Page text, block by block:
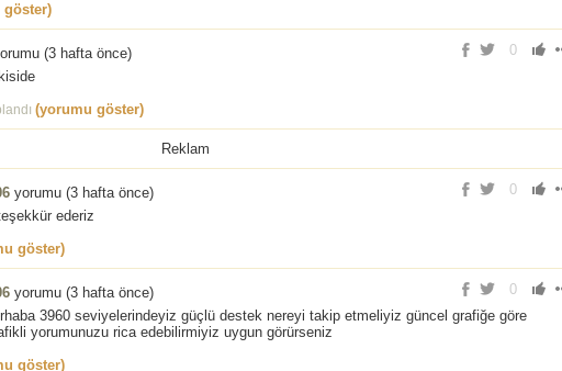
göster)
0
(3 hafta önce)
(yorumu göster)
Reklam
0
yorumu (3 hafta önce)
ederiz
göster)
0
yorumu (3 hafta önce)
3960 seviyelerindeyiz güçlü destek nereyi takip etmeliyiz güncel grafiğe göre
yorumunuzu rica edebilirmiyiz uygun görürseniz
göster)